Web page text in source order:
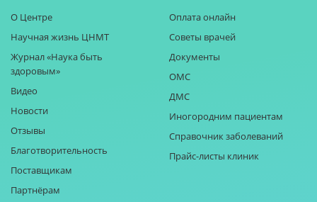
О Центре
Научная жизнь ЦНМТ
Журнал «Наука быть
здоровым»
Видео
Новости
Отзывы
Благотворительность
Поставщикам
Партнёрам
Оплата онлайн
Советы врачей
Документы
ОМС
ДМС
Иногородним пациентам
Справочник заболеваний
Прайс-листы клиник